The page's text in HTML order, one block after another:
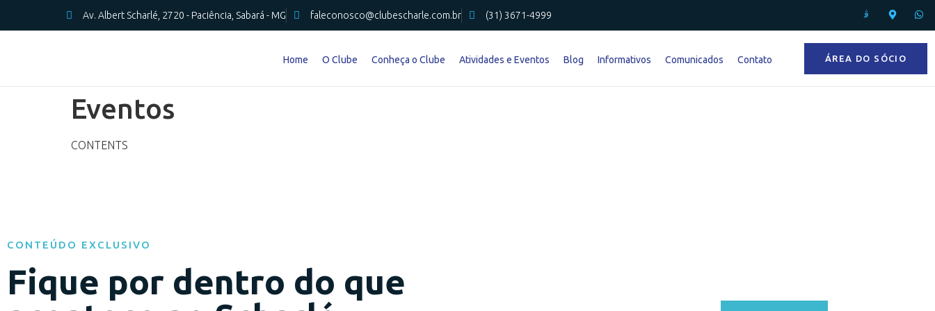
Av. Albert Scharlé, 2720 - Paciência, Sabará - MG faleconosco@clubescharle.com.br (31) 3671-4999
Home O Clube Conheça o Clube Atividades e Eventos Blog Informativos Comunicados Contato ÁREA DO SÓCIO
Eventos
CONTENTS
CONTEÚDO EXCLUSIVO
Fique por dentro do que